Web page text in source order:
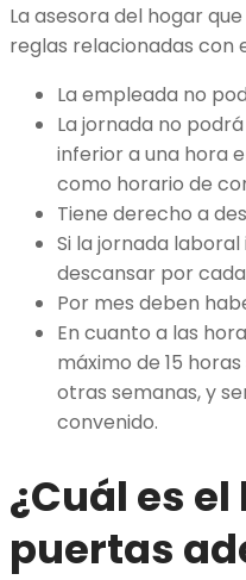
La asesora del hogar
reglas relacionadas con
La empleada no
La jornada no
inferior a una hora
como horario de
Tiene derecho a
Si la jornada
descansar por
Por mes deben
En cuanto a las
máximo de 15
otras semanas, y
convenido.
¿Cuál es
puertas